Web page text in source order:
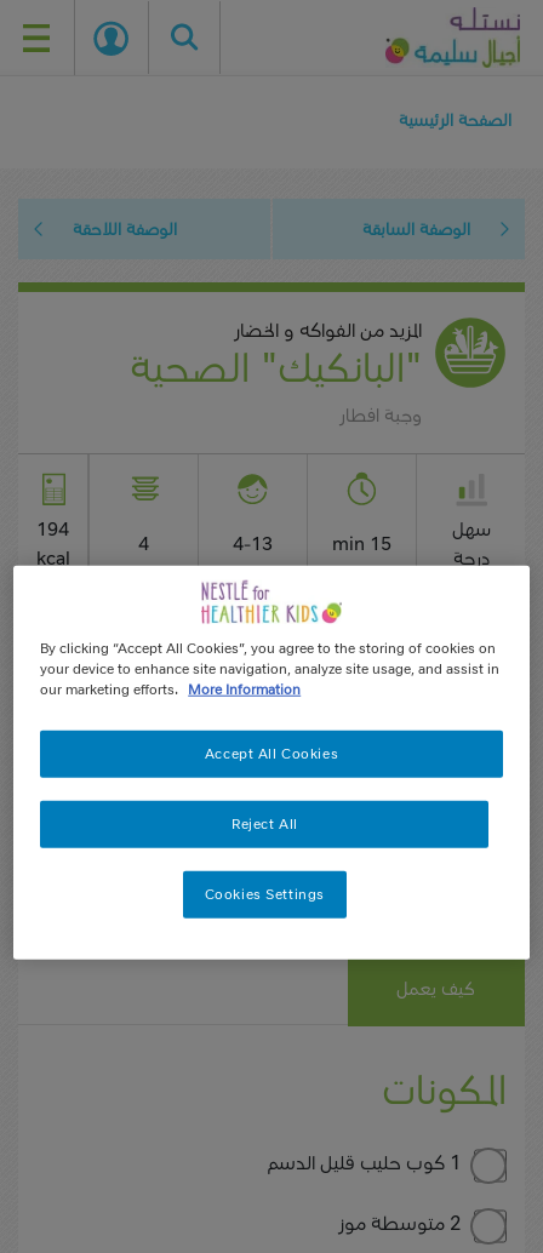
الصفحة الرئيسية
الوصفة اللاحقة الوصفة السابقة
المزيد من الفواكه و الخضار
"البانكيك" الصحية
وجبة افطار
سهل
درجة
15 min
الإعداد
4-13
الفئة العمرية
4
الحصص
194
kcal
كيف يعمل
المكونات
1 كوب حليب قليل الدسم
2 متوسطة موز
By clicking “Accept All Cookies”, you agree to the storing of cookies on
your device to enhance site navigation, analyze site usage, and assist in
our marketing efforts. More Information
Reject All
Accept All Cookies
Cookies Settings